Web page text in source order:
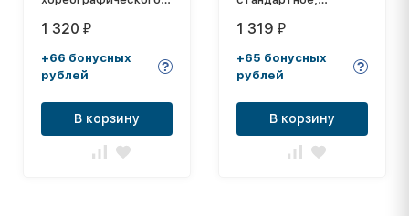
1 320 ₽
+66 бонусных
рублей
В корзину
1 319 ₽
+65 бонусных
рублей
В корзину